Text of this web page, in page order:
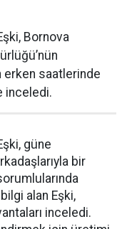
Bornova
erken saatlerinde
inceledi.
güne
bir
alan Eşki,
inceledi.